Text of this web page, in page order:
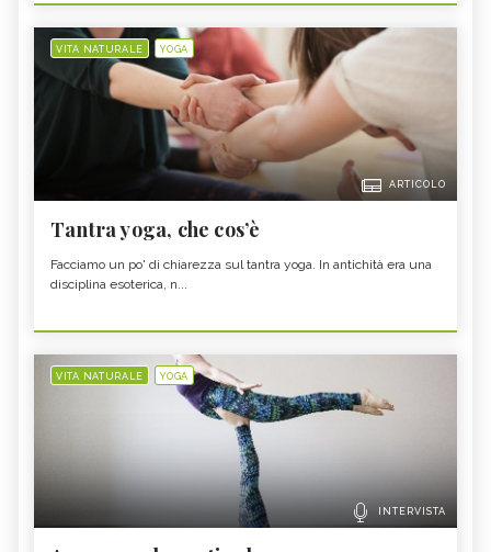
VITA NATURALE YOGA
ARTICOLO
Tantra yoga, che cos’è
Facciamo un po' di chiarezza sul tantra yoga. In antichità era una
disciplina esoterica, n...
VITA NATURALE YOGA
INTERVISTA